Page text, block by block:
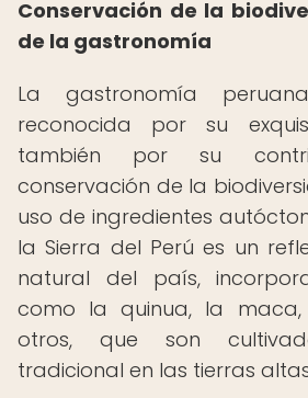
Conservación de la
de la gastronomía
La gastronomía
reconocida por su
también por su
conservación de la
uso de ingredientes
la Sierra del Perú es un
natural del país,
como la quinua, la
otros, que son
tradicional en las tierras